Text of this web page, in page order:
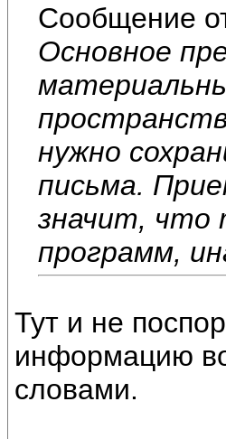
Сообщение
Основное
нужно
письма.
значит, что
программ,
Тут и не
информацию
словами.